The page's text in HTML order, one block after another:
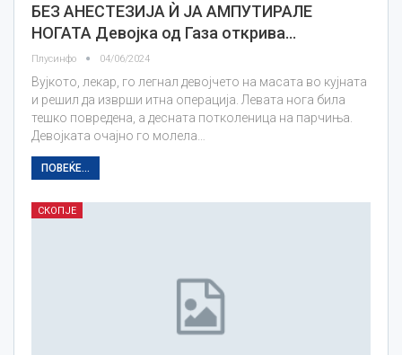
БЕЗ АНЕСТЕЗИЈА Ѝ ЈА АМПУТИРАЛЕ
НОГАТА Девојка од Газа открива…
Плусинфо 04/06/2024
Вујкото, лекар, го легнал девојчето на масата во кујната
и решил да изврши итна операција. Левата нога била
тешко повредена, а десната потколеница на парчиња.
Девојката очајно го молела…
ПОВЕЌЕ...
СКОПЈЕ